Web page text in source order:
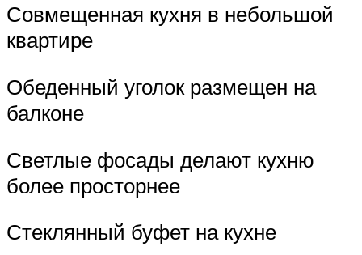
Совмещенная кухня в небольшой
квартире
Обеденный уголок размещен на
балконе
Светлые фосады делают кухню
более просторнее
Стеклянный буфет на кухне